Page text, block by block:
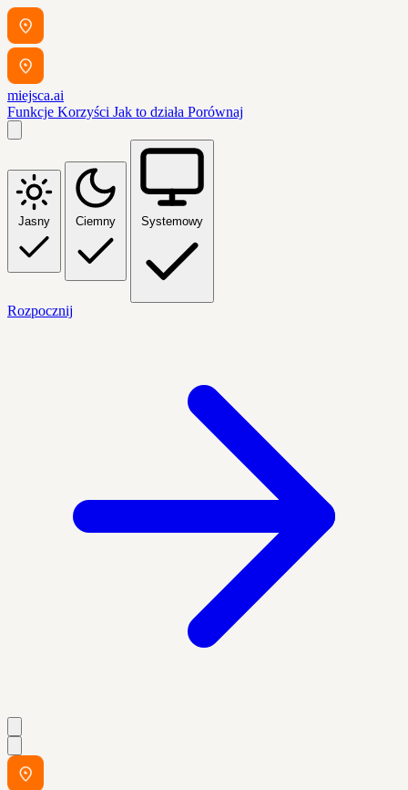
miejsca.ai
Funkcje Korzyści Jak to działa Porównaj
Jasny Ciemny Systemowy
Rozpocznij